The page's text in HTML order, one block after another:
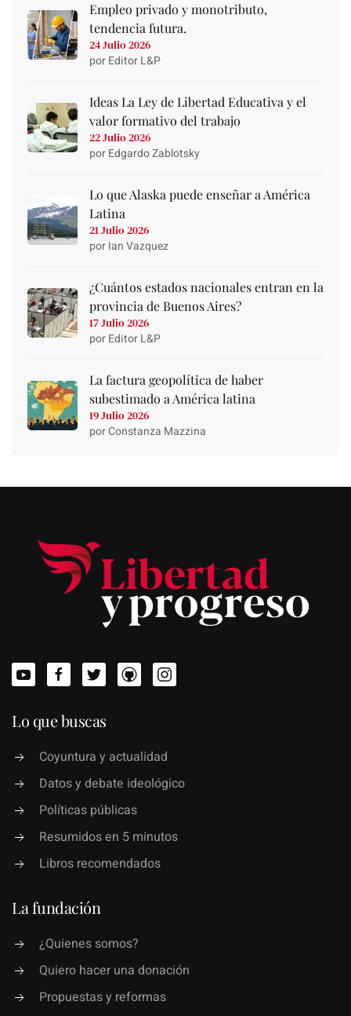
Empleo privado y monotributo,
tendencia futura.
24 Julio 2026
por Editor L&P
Ideas La Ley de Libertad Educativa y el
valor formativo del trabajo
22 Julio 2026
por Edgardo Zablotsky
Lo que Alaska puede enseñar a América
Latina
21 Julio 2026
por Ian Vazquez
¿Cuántos estados nacionales entran en la
provincia de Buenos Aires?
17 Julio 2026
por Editor L&P
La factura geopolítica de haber
subestimado a América latina
19 Julio 2026
por Constanza Mazzina
Lo que buscas
Coyuntura y actualidad
Datos y debate ideológico
Políticas públicas
Resumidos en 5 minutos
Libros recomendados
La fundación
¿Quienes somos?
Quiero hacer una donación
Propuestas y reformas